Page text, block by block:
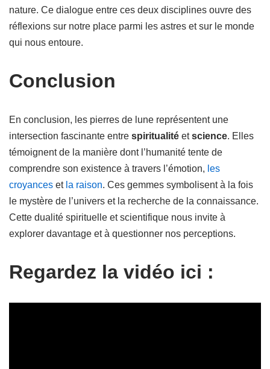
nature. Ce dialogue entre ces deux disciplines ouvre des
réflexions sur notre place parmi les astres et sur le monde
qui nous entoure.
Conclusion
En conclusion, les pierres de lune représentent une
intersection fascinante entre spiritualité etscience. Elles
témoignent de la manière dont l’humanité tente de
comprendre son existence à travers l’émotion, les
croyances et la raison. Ces gemmes symbolisent à la fois
le mystère de l’univers et la recherche de la connaissance.
Cette dualité spirituelle et scientifique nous invite à
explorer davantage et à questionner nos perceptions.
Regardez la vidéo ici :